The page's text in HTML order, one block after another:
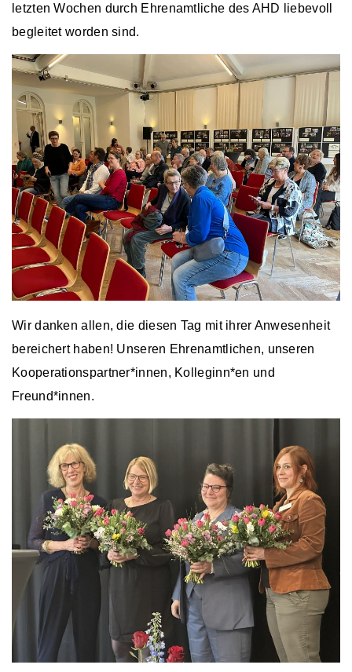
letzten Wochen durch Ehrenamtliche des AHD liebevoll
begleitet worden sind.
Wir danken allen, die diesen Tag mit ihrer Anwesenheit
bereichert haben! Unseren Ehrenamtlichen, unseren
Kooperationspartner*innen, Kolleginn*en und
Freund*innen.